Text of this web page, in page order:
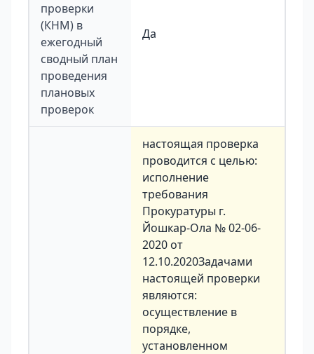
проверки
(КНМ) в
ежегодный
сводный план
проведения
плановых
проверок
Да
настоящая проверка
проводится с целью:
исполнение
требования
Прокуратуры г.
Йошкар-Ола № 02-06-
2020 от
12.10.2020Задачами
настоящей проверки
являются:
осуществление в
порядке,
установленном